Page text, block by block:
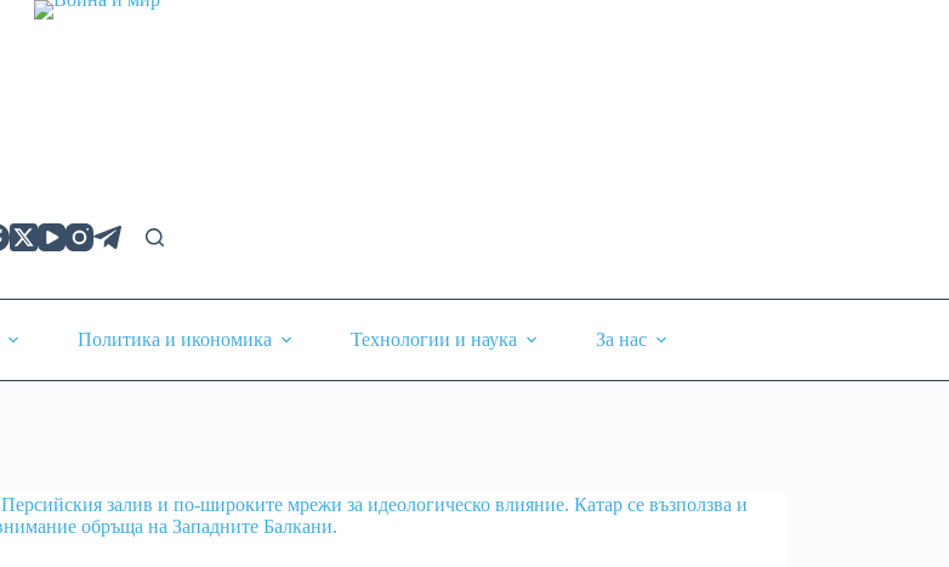
Политика и икономика Технологии и наука За нас